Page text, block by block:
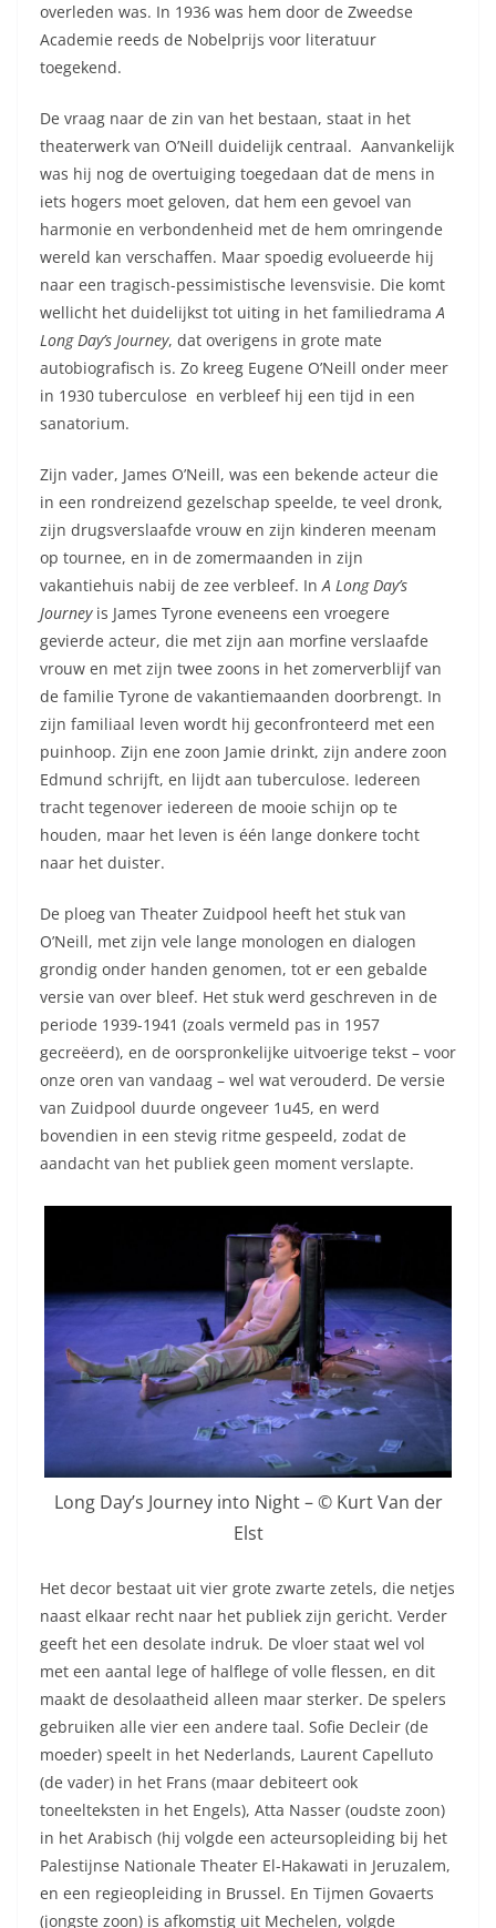
overleden was. In 1936 was hem door de Zweedse
Academie reeds de Nobelprijs voor literatuur
toegekend.
De vraag naar de zin van het bestaan, staat in het
theaterwerk van O’Neill duidelijk centraal. Aanvankelijk
was hij nog de overtuiging toegedaan dat de mens in
iets hogers moet geloven, dat hem een gevoel van
harmonie en verbondenheid met de hem omringende
wereld kan verschaffen. Maar spoedig evolueerde hij
naar een tragisch-pessimistische levensvisie. Die komt
wellicht het duidelijkst tot uiting in het familiedramaA
Long Day’s Journey, dat overigens in grote mate
autobiografisch is. Zo kreeg Eugene O’Neill onder meer
in 1930 tuberculose en verbleef hij een tijd in een
sanatorium.
Zijn vader, James O’Neill, was een bekende acteur die
in een rondreizend gezelschap speelde, te veel dronk,
zijn drugsverslaafde vrouw en zijn kinderen meenam
op tournee, en in de zomermaanden in zijn
vakantiehuis nabij de zee verbleef. InA Long Day’s
Journeyis James Tyrone eveneens een vroegere
gevierde acteur, die met zijn aan morfine verslaafde
vrouw en met zijn twee zoons in het zomerverblijf van
de familie Tyrone de vakantiemaanden doorbrengt. In
zijn familiaal leven wordt hij geconfronteerd met een
puinhoop. Zijn ene zoon Jamie drinkt, zijn andere zoon
Edmund schrijft, en lijdt aan tuberculose. Iedereen
tracht tegenover iedereen de mooie schijn op te
houden, maar het leven is één lange donkere tocht
naar het duister.
De ploeg van Theater Zuidpool heeft het stuk van
O’Neill, met zijn vele lange monologen en dialogen
grondig onder handen genomen, tot er een gebalde
versie van over bleef. Het stuk werd geschreven in de
periode 1939-1941 (zoals vermeld pas in 1957
gecreëerd), en de oorspronkelijke uitvoerige tekst – voor
onze oren van vandaag – wel wat verouderd. De versie
van Zuidpool duurde ongeveer 1u45, en werd
bovendien in een stevig ritme gespeeld, zodat de
aandacht van het publiek geen moment verslapte.
Long Day’s Journey into Night – © Kurt Van der
Elst
Het decor bestaat uit vier grote zwarte zetels, die netjes
naast elkaar recht naar het publiek zijn gericht. Verder
geeft het een desolate indruk. De vloer staat wel vol
met een aantal lege of halflege of volle flessen, en dit
maakt de desolaatheid alleen maar sterker. De spelers
gebruiken alle vier een andere taal. Sofie Decleir (de
moeder) speelt in het Nederlands, Laurent Capelluto
(de vader) in het Frans (maar debiteert ook
toneelteksten in het Engels), Atta Nasser (oudste zoon)
in het Arabisch (hij volgde een acteursopleiding bij het
Palestijnse Nationale Theater El-Hakawati in Jeruzalem,
en een regieopleiding in Brussel. En Tijmen Govaerts
(jongste zoon) is afkomstig uit Mechelen, volgde